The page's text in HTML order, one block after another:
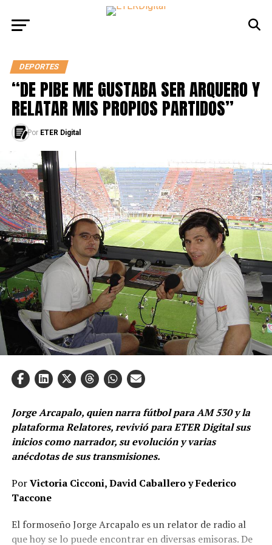
DEPORTES
“DE PIBE ME GUSTABA SER ARQUERO Y
RELATAR MIS PROPIOS PARTIDOS”
Por ETER Digital
Jorge Arcapalo, quien narra fútbol para AM 530 y la
plataforma Relatores, revivió para ETER Digital sus
inicios como narrador, su evolución y varias
anécdotas de sus transmisiones.
PorVictoria Cicconi, David Caballero y Federico
Taccone
El formoseño Jorge Arcapalo es un relator de radio al
que hoy se lo puede encontrar en diversas emisoras. De